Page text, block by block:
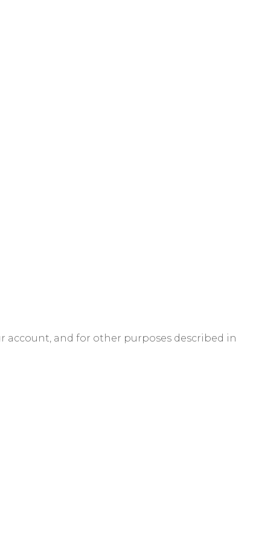
account, and for other purposes described in